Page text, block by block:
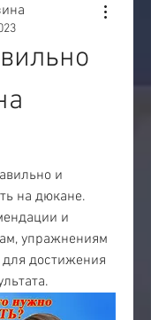
и
на дюкане.
и
упражнениям
достижения